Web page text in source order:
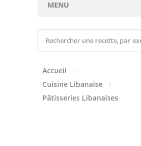
MENU
Entrées Froides
Tajines
Accueil
Cuisine Libanaise
Pâtisseries Libanaises